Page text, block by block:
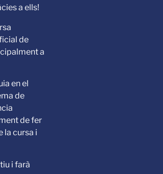
a ells!
de
a
en el
de
de fer
la cursa i
i farà